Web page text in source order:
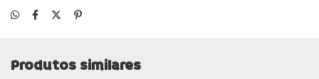
Produtos similares